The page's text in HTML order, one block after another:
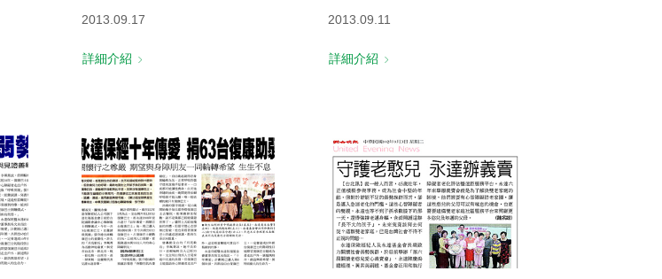
2013.09.17
詳細介紹
2013.09.11
詳細介紹